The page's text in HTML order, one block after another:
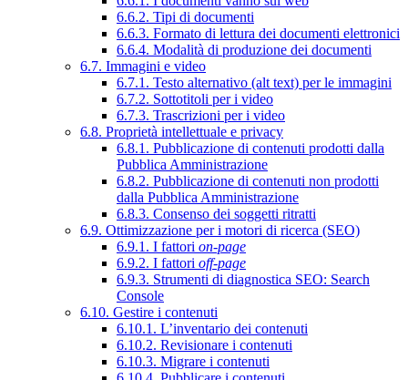
6.6.2. Tipi di documenti
6.6.3. Formato di lettura dei documenti elettronici
6.6.4. Modalità di produzione dei documenti
6.7. Immagini e video
6.7.1. Testo alternativo (alt text) per le immagini
6.7.2. Sottotitoli per i video
6.7.3. Trascrizioni per i video
6.8. Proprietà intellettuale e privacy
6.8.1. Pubblicazione di contenuti prodotti dalla
Pubblica Amministrazione
6.8.2. Pubblicazione di contenuti non prodotti
dalla Pubblica Amministrazione
6.8.3. Consenso dei soggetti ritratti
6.9. Ottimizzazione per i motori di ricerca (SEO)
6.9.1. I fattori on-page
6.9.2. I fattori off-page
6.9.3. Strumenti di diagnostica SEO: Search
Console
6.10. Gestire i contenuti
6.10.1. L’inventario dei contenuti
6.10.2. Revisionare i contenuti
6.10.3. Migrare i contenuti